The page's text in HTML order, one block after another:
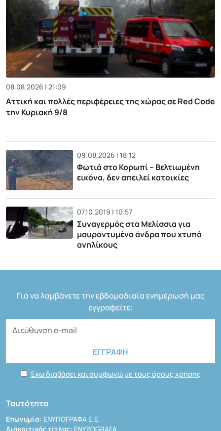
08.08.2026 | 21:09
Αττική και πολλές περιφέρειες της χώρας σε Red Code
την Κυριακή 9/8
09.08.2026 | 18:12
Φωτιά στο Κορωπί – Βελτιωμένη
εικόνα, δεν απειλεί κατοικίες
07.10.2019 | 10:57
Συναγερμός στα Μελίσσια για
μαυροντυμένο άνδρα που χτυπά
ανηλίκους
Για να λαμβάνετε την εβδομαδιαία ενημέρωσή μας
εγγραφείτε:
Έχω διαβάσει και συμφωνώ με τους όρους χρήσης
Ταυτότητα
Επωνυμία: ΕΝΥΠΟΓΡΑΦΑ Ε.Ε.
Διακριτικός τίτλος: ENYPOGRAFA